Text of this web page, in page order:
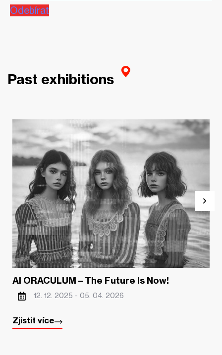
Odebírat
Past exhibitions
AI ORACULUM – The Future Is Now!
12. 12. 2025 - 05. 04. 2026
Zjistit více